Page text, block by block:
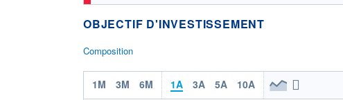
OBJECTIF D'INVESTISSEMENT
Composition
1M 3M 6M 1A 3A 5A 10A